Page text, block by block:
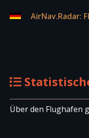
AirNav.Radar:
Über den Flughafen